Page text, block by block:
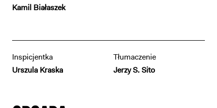
Kamil Białaszek
Inspicjentka
Urszula Kraska
Tłumaczenie
Jerzy S. Sito